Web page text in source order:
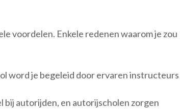
voordelen. Enkele redenen waarom je zou
word je begeleid door ervaren instructeurs
bij autorijden, en autorijscholen zorgen